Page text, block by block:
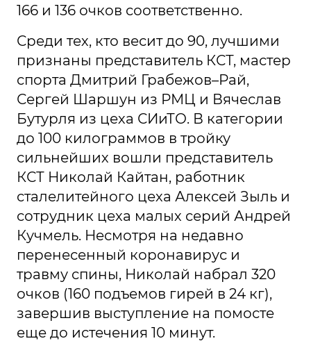
166 и 136 очков соответственно.
Среди тех, кто весит до 90, лучшими
признаны представитель КСТ, мастер
спорта Дмитрий Грабежов–Рай,
Сергей Шаршун из РМЦ и Вячеслав
Бутурля из цеха СИиТО. В категории
до 100 килограммов в тройку
сильнейших вошли представитель
КСТ Николай Кайтан, работник
сталелитейного цеха Алексей Зыль и
сотрудник цеха малых серий Андрей
Кучмель. Несмотря на недавно
перенесенный коронавирус и
травму спины, Николай набрал 320
очков (160 подъемов гирей в 24 кг),
завершив выступление на помосте
еще до истечения 10 минут.